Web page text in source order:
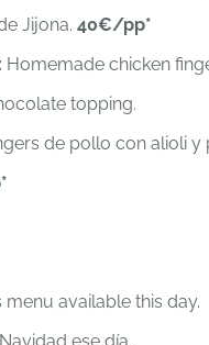
Jijona. 40€/pp*
Homemade chicken
topping.
de pollo con alioli
menu available this
ese día.